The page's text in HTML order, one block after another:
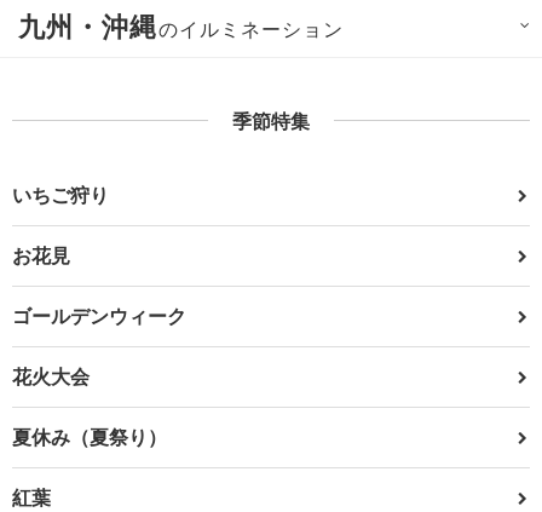
九州・沖縄のイルミネーション
季節特集
いちご狩り
お花見
ゴールデンウィーク
花火大会
夏休み（夏祭り）
紅葉